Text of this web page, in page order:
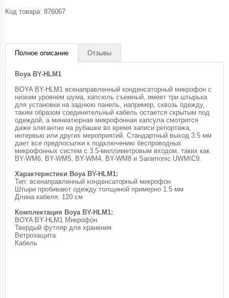
Код товара: 876067
Полное описание Отзывы
Boya BY-HLM1
BOYA BY-HLM1 всенаправленный конденсаторный микрофон с
низким уровнем шума, капсюль съемный, имеет три штырька
для установки на заднюю панель, например, сквозь одежду,
таким образом соединительный кабель остается скрытым под
одеждой, а миниатюрная микрофонная капсула смотрится
даже элегантно на рубашке во время записи репортажа,
интервью или других мероприятий. Стандартный выход 3.5 мм
дает все предпосылки к подключению беспроводных
микрофонных систем с 3.5-миллиметровым входом, таких как
BY-WM6, BY-WM5, BY-WM4, BY-WM8 и Saramonic UWMIC9.
Характеристики Boya BY-HLM1:
Тип: всенаправленный конденсаторный микрофон
Штыри пробивают одежду толщиной примерно 1.5 мм
Длина кабеля: 120 см
Комплектация Boya BY-HLM1:
BOYA BY-HLM1 Микрофон
Твердый футляр для хранения
Ветрозащита
Кабель